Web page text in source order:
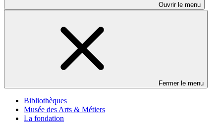
Ouvrir le menu
Fermer le menu
Bibliothèques
Musée des Arts & Métiers
La fondation